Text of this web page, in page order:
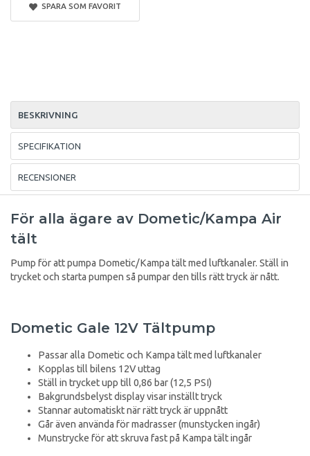
SPARA SOM FAVORIT
BESKRIVNING
SPECIFIKATION
RECENSIONER
För alla ägare av Dometic/Kampa Air
tält
Pump för att pumpa Dometic/Kampa tält med luftkanaler. Ställ in
trycket och starta pumpen så pumpar den tills rätt tryck är nått.
Dometic Gale 12V Tältpump
Passar alla Dometic och Kampa tält med luftkanaler
Kopplas till bilens 12V uttag
Ställ in trycket upp till 0,86 bar (12,5 PSI)
Bakgrundsbelyst display visar inställt tryck
Stannar automatiskt när rätt tryck är uppnått
Går även använda för madrasser (munstycken ingår)
Munstrycke för att skruva fast på Kampa tält ingår